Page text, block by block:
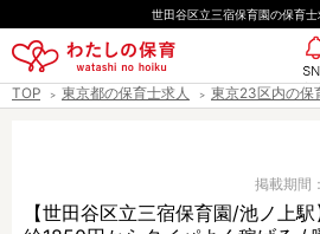
ー
の
世田谷区立三宿保育園の保育
TOP 東京都の保育士求人 東京23区内の保
掲載期間
【世田谷区立三宿保育園/池ノ上
都道府県